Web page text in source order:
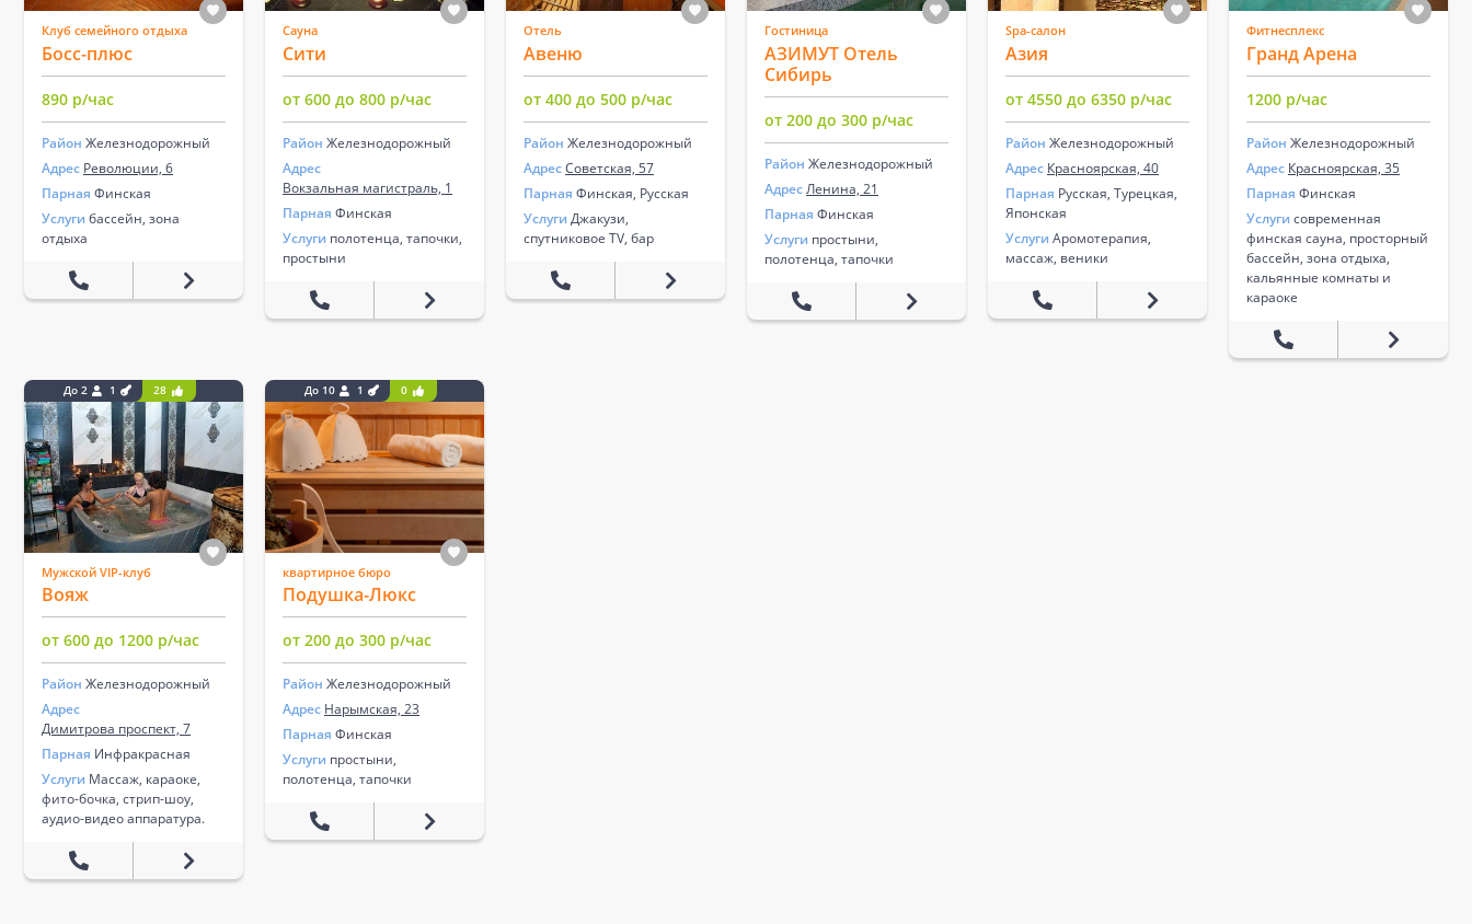
Клуб семейного отдыха
Босс-плюс
890 р/час
Район Железнодорожный
Адрес Революции, 6
Парная Финская
Услуги бассейн, зона
отдыха
Сауна
Сити
от 600 до 800 р/час
Район Железнодорожный
Адрес
Вокзальная магистраль, 1
Парная Финская
Услуги полотенца, тапочки,
простыни
Отель
Авеню
от 400 до 500 р/час
Район Железнодорожный
АдресСоветская, 57
Парная Финская, Русская
Услуги Джакузи,
спутниковое TV, бар
Гостиница
АЗИМУТ Отель
Сибирь
от 200 до 300 р/час
Район Железнодорожный
АдресЛенина, 21
Парная Финская
Услуги простыни,
полотенца, тапочки
Spa-салон
Азия
от 4550 до 6350 р/час
Район Железнодорожный
Адрес Красноярская, 40
Парная Русская, Турецкая,
Японская
Услуги Аромотерапия,
массаж, веники
Фитнесплекс
Гранд Арена
1200 р/час
Район Железнодорожный
Адрес Красноярская, 35
Парная Финская
Услуги современная
финская сауна, просторный
бассейн, зона отдыха,
кальянные комнаты и
караоке
До 2 1 28
Муж­ской VIP-клуб
Вояж
от 600 до 1200 р/час
Район Железнодорожный
Адрес
Димитрова проспект, 7
Парная Инфракрасная
Услуги Массаж, караоке,
фито-бочка, стрип-шоу,
аудио-видео аппаратура.
До 10 1 0
квартирное бюро
Подушка-Люкс
от 200 до 300 р/час
Район Железнодорожный
Адрес Нарымская, 23
Парная Финская
Услуги простыни,
полотенца, тапочки